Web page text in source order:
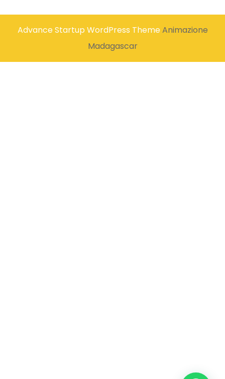
Advance Startup WordPress ThemeAnimazione
Madagascar